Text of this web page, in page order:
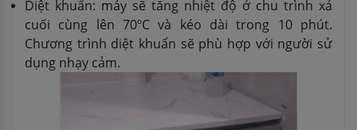
Diệt khuẩn: máy sẽ tăng nhiệt độ ở chu trình xả
cuối cùng lên 70ºC và kéo dài trong 10 phút.
Chương trình diệt khuẩn sẽ phù hợp với người sử
dụng nhạy cảm.